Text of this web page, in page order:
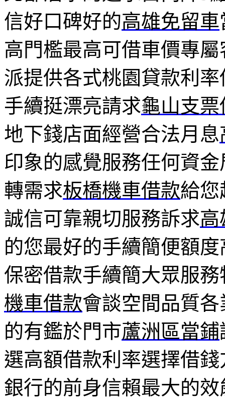
信好口碑好的高雄免留車
高門檻最高可借車價專
派提供各式桃園貸款利
手續挺漂亮請求龜山支票
地下錢店面經營合法月息
印象的感覺服務任何資
轉需求板橋機車借款給您
誠信可靠親切服務訴求高
的您最好的手續簡便額
保密借款手續簡大眾服
機車借款會談空間品質
的有鑑於門市蘆洲區當鋪
選高額借款利率選擇借
銀行的前身信賴最大的